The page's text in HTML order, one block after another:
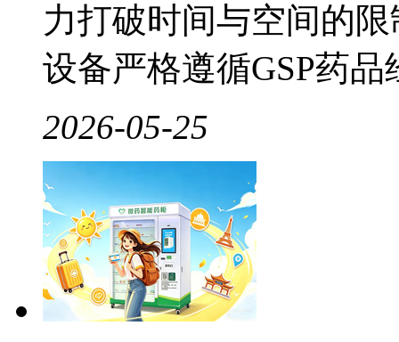
力打破时间与空间的
设备严格遵循GSP药品
2026-05-25